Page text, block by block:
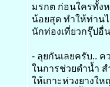
มรกต ก่อนใครทั้งห
น้อยสุด ทำให้ท่านไ
นักท่องเที่ยวกรุ๊ปอื่
- ลุยกันเลยครับ..
ในการช่วยดำน้ำ ส
ให้เกาะห่วงยางใ